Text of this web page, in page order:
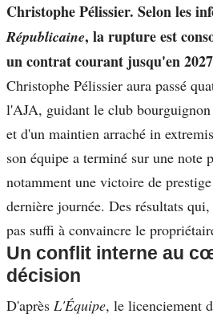
Christophe Pélissier. Selon les
Républicaine, la rupture est
un contrat courant jusqu'en
Christophe Pélissier aura passé
l'AJA, guidant le club
et d'un maintien arraché in
son équipe a terminé sur une note
notamment une victoire de
dernière journée. Des résultats
pas suffi à convaincre le
Un conflit interne au
décision
D'après L'Équipe, le licenciement